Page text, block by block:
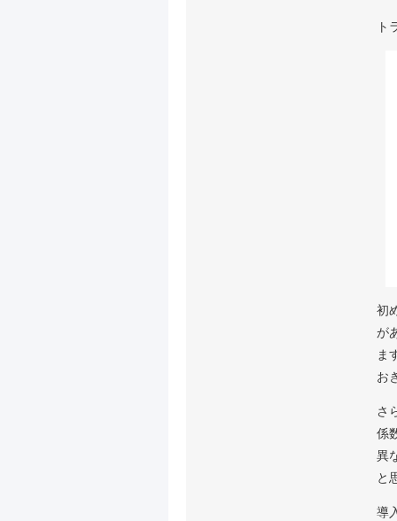
ト
初
が
ま
お
さ
係
異
と
導